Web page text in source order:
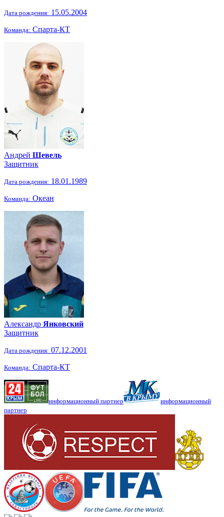
Дата рождения: 15.05.2004
Команда: Спарта-КТ
Андрей Шевель
Защитник
Дата рождения: 18.01.1989
Команда: Океан
Александр Янковский
Защитник
Дата рождения: 07.12.2001
Команда: Спарта-КТ
информационный партнер
информационный
партнер